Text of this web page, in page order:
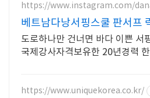
https://www.instagram.com/
베트남다낭서핑스쿨 판서프
리서핑샵
도로하나만 건너면 바다 이쁜 서
국제강사자격보유한 20년경력
https://www.uniquekorea.co.kr/